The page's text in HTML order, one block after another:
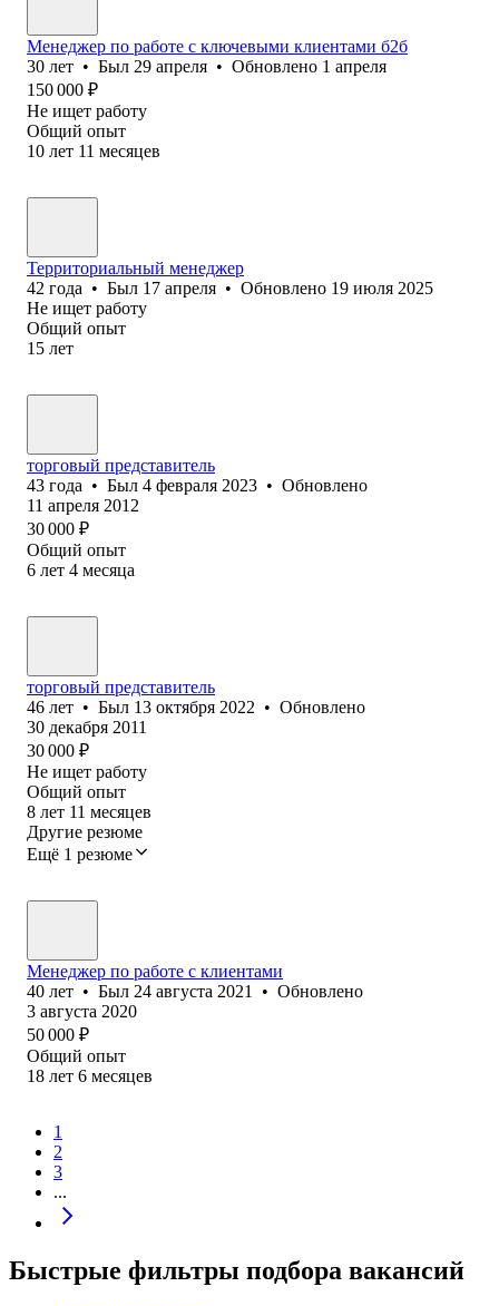
Менеджер по работе с ключевыми клиентами б2б
30 лет • Был 29 апреля • Обновлено 1 апреля
150 000 ₽
Не ищет работу
Общий опыт
10 лет 11 месяцев
Территориальный менеджер
42 года • Был 17 апреля • Обновлено 19 июля 2025
Не ищет работу
Общий опыт
15 лет
торговый представитель
43 года • Был 4 февраля 2023 • Обновлено
11 апреля 2012
30 000 ₽
Общий опыт
6 лет 4 месяца
торговый представитель
46 лет • Был 13 октября 2022 • Обновлено
30 декабря 2011
30 000 ₽
Не ищет работу
Общий опыт
8 лет 11 месяцев
Другие резюме
Ещё 1 резюме
Менеджер по работе с клиентами
40 лет • Был 24 августа 2021 • Обновлено
3 августа 2020
50 000 ₽
Общий опыт
18 лет 6 месяцев
1
2
3
...
Быстрые фильтры подбора вакансий